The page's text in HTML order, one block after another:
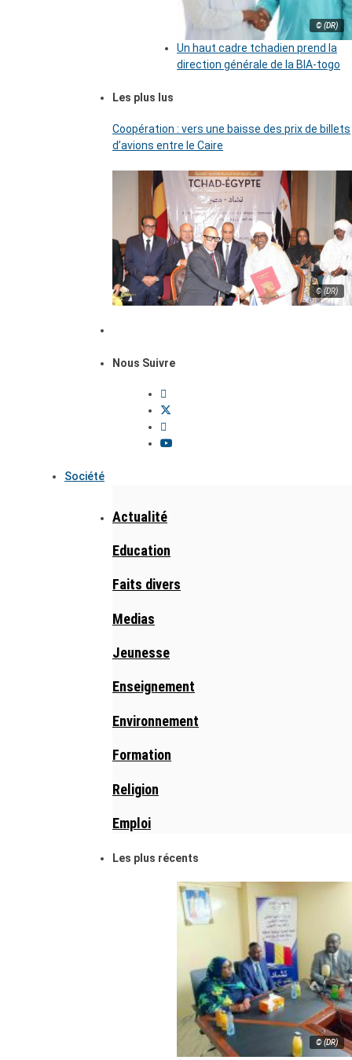
© (DR)
Un haut cadre tchadien prend la
direction générale de la BIA-togo
Les plus lus
Coopération : vers une baisse des prix de billets
d’avions entre le Caire
© (DR)
Nous Suivre
Société
Actualité
Education
Faits divers
Medias
Jeunesse
Enseignement
Environnement
Formation
Religion
Emploi
Les plus récents
© (DR)